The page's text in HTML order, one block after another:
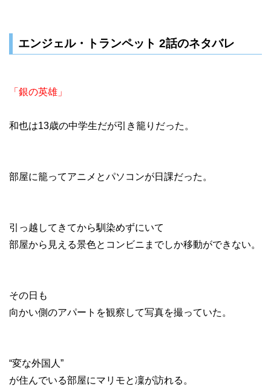
エンジェル・トランペット 2話のネタバレ
「銀の英雄」
和也は13歳の中学生だが引き籠りだった。
部屋に籠ってアニメとパソコンが日課だった。
引っ越してきてから馴染めずにいて
部屋から見える景色とコンビニまでしか移動ができない。
その日も
向かい側のアパートを観察して写真を撮っていた。
“変な外国人”
が住んでいる部屋にマリモと凜が訪れる。